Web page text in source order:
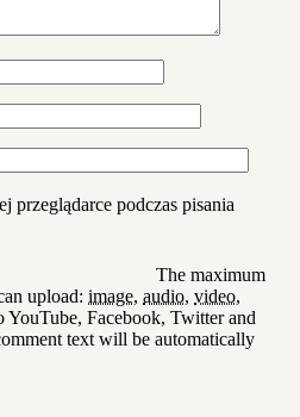
przeglądarce podczas pisania
The maximum
upload: image, audio, video,
YouTube, Facebook, Twitter and
text will be automatically